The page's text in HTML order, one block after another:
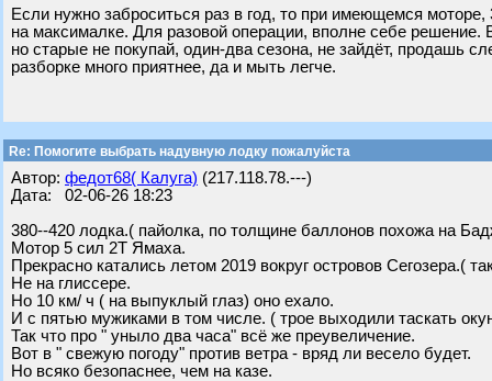
Если нужно заброситься раз в год, то при имеющемся
на максималке. Для разовой операции, вполне себе решение.
но старые не покупай, один-два сезона, не зайдёт, продашь
разборке много приятнее, да и мыть легче.
Re: Помогите выбрать надувную лодку пожалуйста
Автор: федот68( Калуга) (217.118.78.---)
Дата: 02-06-26 18:23
380--420 лодка.( пайолка, по толщине баллонов похожа на
Мотор 5 сил 2Т Ямаха.
Прекрасно катались летом 2019 вокруг островов Сегозера.(
Не на глиссере.
Но 10 км/ ч ( на выпуклый глаз) оно ехало.
И с пятью мужиками в том числе. ( трое выходили таскать
Так что про " уныло два часа" всё же преувеличение.
Вот в " свежую погоду" против ветра - вряд ли весело будет.
Но всяко безопаснее, чем на казе.